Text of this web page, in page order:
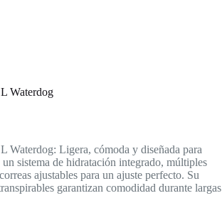
Waterdog
Ligera, cómoda y diseñada para
sistema de hidratación integrado, múltiples
ajustables para un ajuste perfecto. Su
garantizan comodidad durante largas